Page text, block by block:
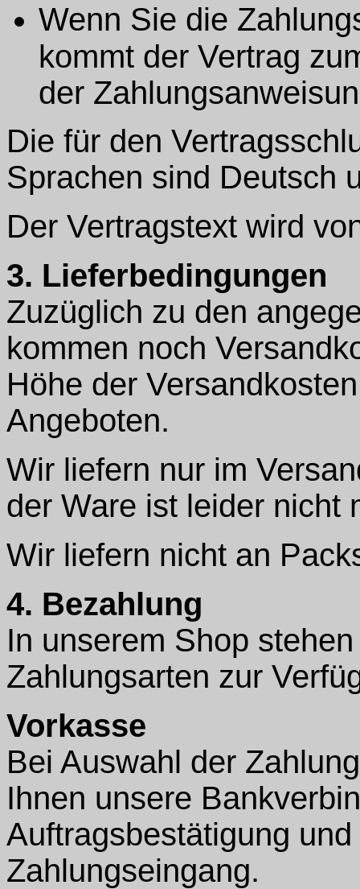
Wenn Sie die
kommt der Vertrag
der
Die für den
Sprachen sind Deutsch
Der Vertragstext wird
3. Lieferbedingungen
Zuzüglich zu den
kommen noch
Höhe der
Angeboten.
Wir liefern nur im
der Ware ist leider nicht
Wir liefern nicht an
4. Bezahlung
In unserem Shop
Zahlungsarten zur
Vorkasse
Bei Auswahl der
Ihnen unsere
Auftragsbestätigung
Zahlungseingang.